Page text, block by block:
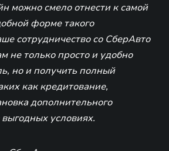
можно смело отнести к самой
форме такого
сотрудничество со СберАвто
не только просто и удобно
но и получить полный
как кредитование,
дополнительного
условиях.